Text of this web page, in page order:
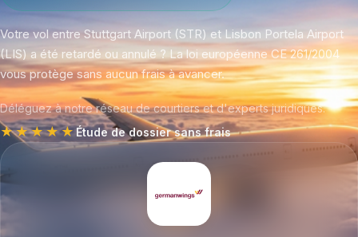
Votre vol entre Stuttgart Airport (STR) et Lisbon Portela Airport
(LIS) a été retardé ou annulé ? La loi européenne CE 261/2004
vous protège sans aucun frais à avancer.
Déléguez à notre réseau de courtiers et d'experts juridiques.
★★★★★Étude de dossier sans frais